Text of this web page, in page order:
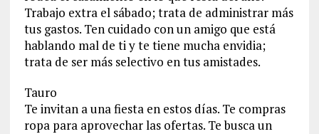
Trabajo extra el sábado; trata de administrar más
tus gastos. Ten cuidado con un amigo que está
hablando mal de ti y te tiene mucha envidia;
trata de ser más selectivo en tus amistades.
Tauro
Te invitan a una fiesta en estos días. Te compras
ropa para aprovechar las ofertas. Te busca un